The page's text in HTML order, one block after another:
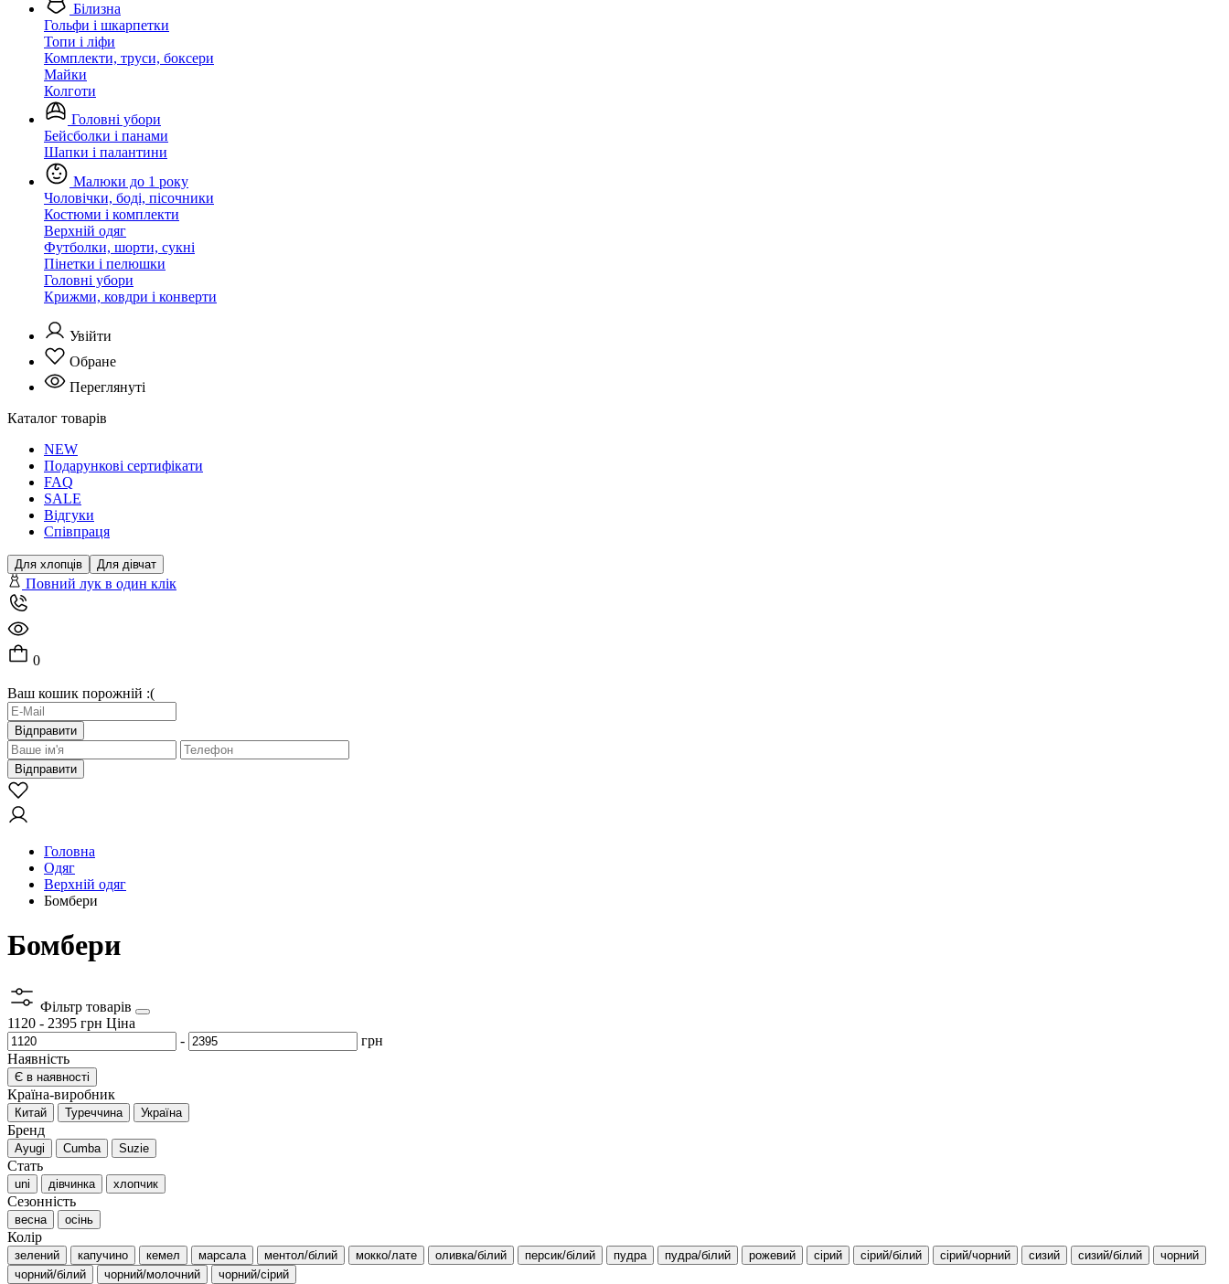
Білизна
Гольфи і шкарпетки
Топи і ліфи
Комплекти, труси, боксери
Майки
Колготи
Головні убори
Бейсболки і панами
Шапки і палантини
Малюки до 1 року
Чоловічки, боді, пісочники
Костюми і комплекти
Верхній одяг
Футболки, шорти, сукні
Пінетки і пелюшки
Головні убори
Крижми, ковдри і конверти
Увійти
Обране
Переглянуті
Каталог товарів
NEW
Подарункові сертифікати
FAQ
SALE
Відгуки
Співпраця
Для хлопців Для дівчат
Повний лук в один клік
0
Ваш кошик порожній :(
Відправити
Відправити
Головна
Одяг
Верхній одяг
Бомбери
Бомбери
Фільтр товарів
1120 - 2395 грн Ціна
-
грн
Наявність
Є в наявності
Країна-виробник
Китай Туреччина Україна
Бренд
Ayugi Cumba Suzie
Стать
uni дівчинка хлопчик
Сезонність
весна осінь
Колір
зелений капучино кемел марсала ментол/білий мокко/лате оливка/білий персик/білий пудра пудра/білий рожевий сірий сірий/білий сірий/чорний сизий сизий/білий
чорний
чорний/білий
чорний/молочний чорний/сірий